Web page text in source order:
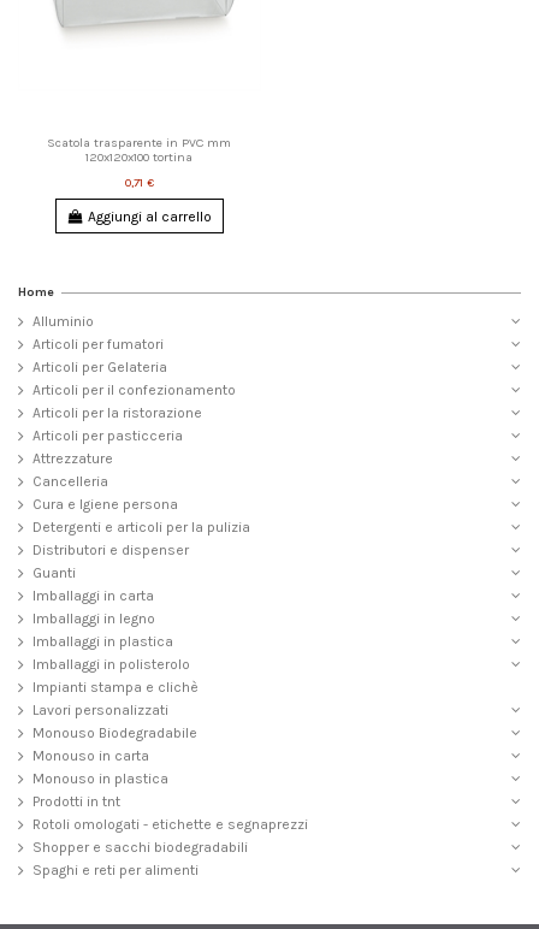
Scatola trasparente in PVC mm
120x120x100 tortina
0,71 €
Aggiungi al carrello
Home
Alluminio
Articoli per fumatori
Articoli per Gelateria
Articoli per il confezionamento
Articoli per la ristorazione
Articoli per pasticceria
Attrezzature
Cancelleria
Cura e Igiene persona
Detergenti e articoli per la pulizia
Distributori e dispenser
Guanti
Imballaggi in carta
Imballaggi in legno
Imballaggi in plastica
Imballaggi in polisterolo
Impianti stampa e clichè
Lavori personalizzati
Monouso Biodegradabile
Monouso in carta
Monouso in plastica
Prodotti in tnt
Rotoli omologati - etichette e segnaprezzi
Shopper e sacchi biodegradabili
Spaghi e reti per alimenti